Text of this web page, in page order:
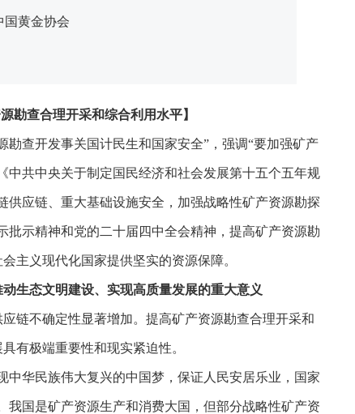
国黄金协会
勘查合理开采和综合利用水平】
查开发事关国计民生和国家安全”，强调“要加强矿产
中共中央关于制定国民经济和社会发展第十五个五年规
应链、重大基础设施安全，加强战略性矿产资源勘探
示精神和党的二十届四中全会精神，提高矿产资源勘
主义现代化国家提供坚实的资源保障。
生态文明建设、实现高质量发展的重大意义
链不确定性显著增加。提高矿产资源勘查合理开采和
有极端重要性和现实紧迫性。
华民族伟大复兴的中国梦，保证人民安居乐业，国家
国是矿产资源生产和消费大国，但部分战略性矿产资